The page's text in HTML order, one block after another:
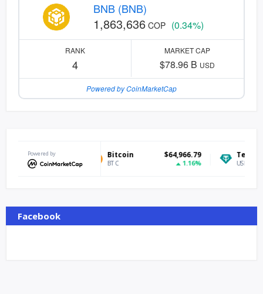
BNB (BNB)
1,863,636 COP (0.34%)
RANK
4
MARKET CAP
$78.96 B USD
Powered by CoinMarketCap
Powered by Bitcoin $64,966.79
BTC
Tether USDt
Facebook